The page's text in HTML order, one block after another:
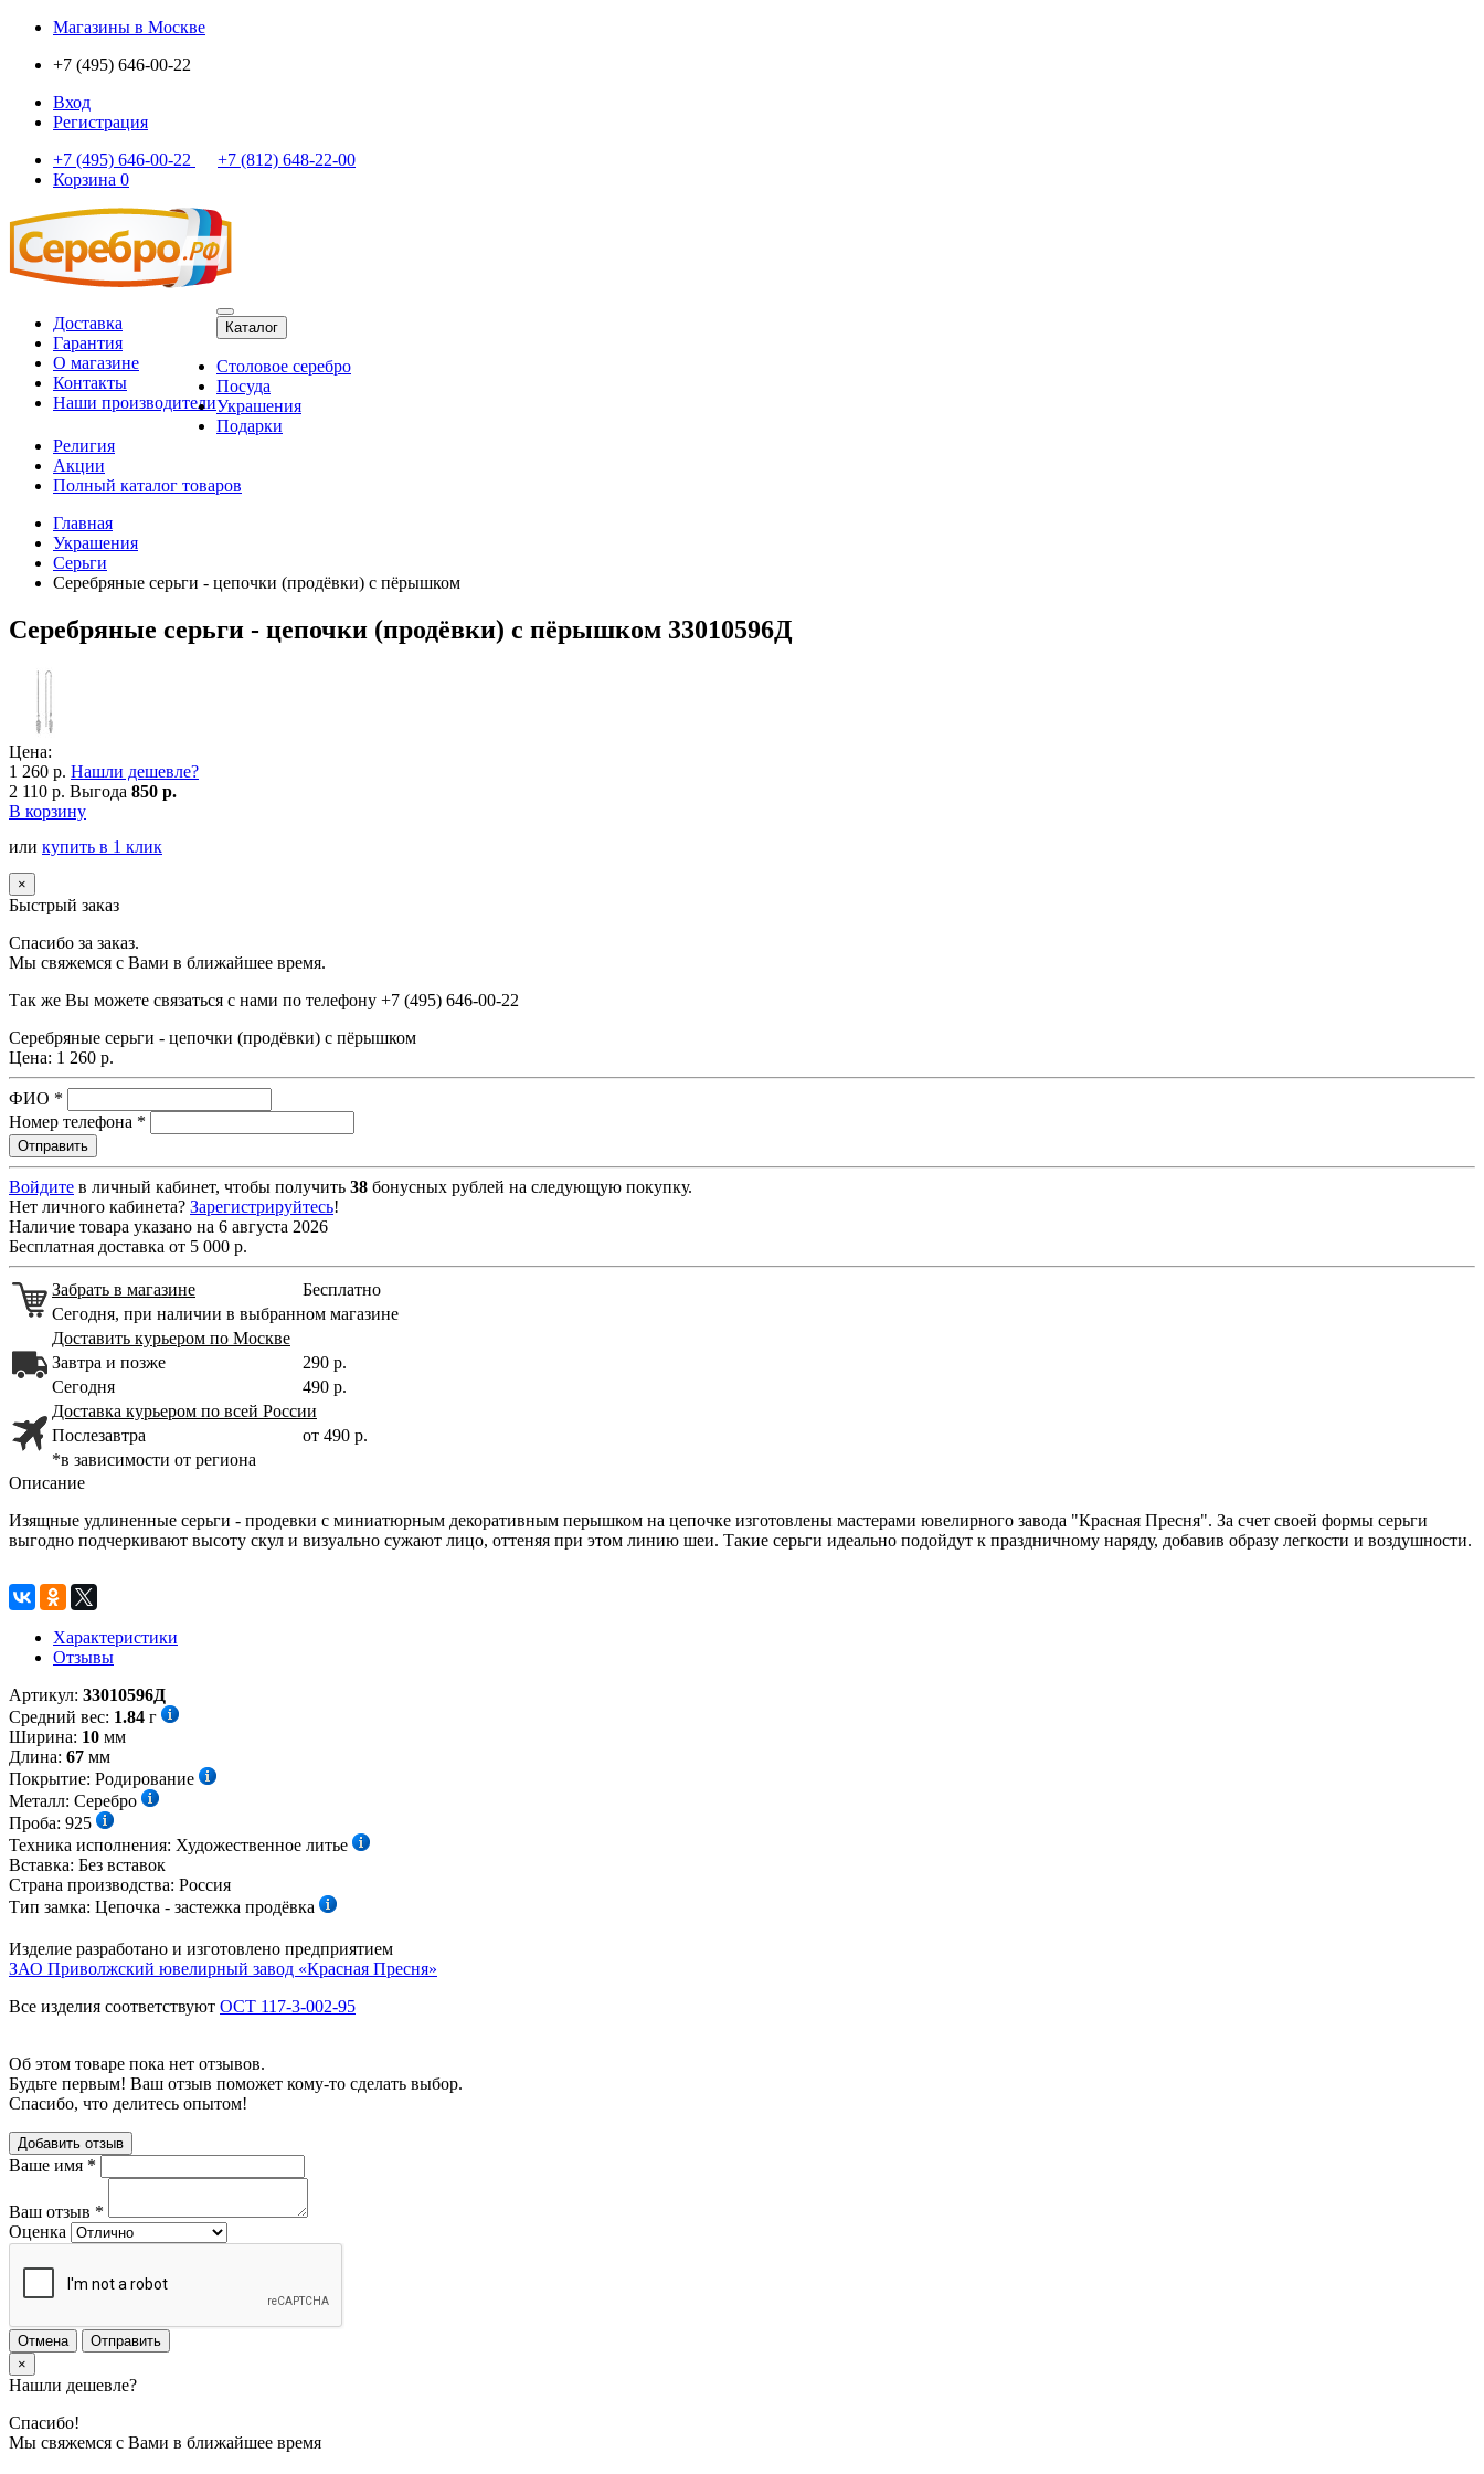
Магазины в Москве
+7 (495) 646-00-22
Вход
Регистрация
+7 (495) 646-00-22
+7 (812) 648-22-00
Корзина 0
Доставка
Гарантия
О магазине
Контакты
Наши производители
Каталог
Столовое серебро
Посуда
Украшения
Подарки
Религия
Акции
Полный каталог товаров
Главная
Украшения
Серьги
Серебряные серьги - цепочки (продёвки) с пёрышком
Серебряные серьги - цепочки (продёвки) с пёрышком 33010596Д
Цена:
1 260 р. Нашли дешевле?
2 110 р. Выгода 850 р.
В корзину
или купить в 1 клик
×
Быстрый заказ
Спасибо за заказ.
Мы свяжемся с Вами в ближайшее время.
Так же Вы можете связаться с нами по телефону +7 (495) 646-00-22
Серебряные серьги - цепочки (продёвки) с пёрышком
Цена: 1 260 р.
ФИО *
Номер телефона *
Войдите в личный кабинет, чтобы получить 38 бонусных рублей на следующую покупку.
Нет личного кабинета? Зарегистрируйтесь!
Наличие товара указано на 6 августа 2026
Бесплатная доставка от 5 000 р.
Забрать в магазине
Бесплатно
Сегодня, при наличии в выбранном магазине
Доставить курьером по Москве
Завтра и позже
290 р.
Сегодня
490 р.
Доставка курьером по всей России
Послезавтра
от 490 р.
*в зависимости от региона
Описание
Изящные удлиненные серьги - продевки с миниатюрным декоративным перышком на цепочке изготовлены мастерами ювелирного завода "Красная Пресня". За счет своей формы серьги
выгодно подчеркивают высоту скул и визуально сужают лицо, оттеняя при этом линию шеи. Такие серьги идеально подойдут к праздничному наряду, добавив образу легкости и воздушности.
Характеристики
Отзывы
Артикул: 33010596Д
Средний вес: 1.84 г
Ширина: 10 мм
Длина: 67 мм
Покрытие: Родирование
Металл: Серебро
Проба: 925
Техника исполнения: Художественное литье
Вставка: Без вставок
Страна производства: Россия
Тип замка: Цепочка - застежка продёвка
Изделие разработано и изготовлено предприятием
ЗАО Приволжский ювелирный завод «Красная Пресня»
Все изделия соответствуют ОСТ 117-3-002-95
Об этом товаре пока нет отзывов.
Будьте первым! Ваш отзыв поможет кому-то сделать выбор.
Спасибо, что делитесь опытом!
Добавить отзыв
Ваше имя *
Ваш отзыв *
Оценка
Отмена
Отправить
×
Нашли дешевле?
Спасибо!
Мы свяжемся с Вами в ближайшее время